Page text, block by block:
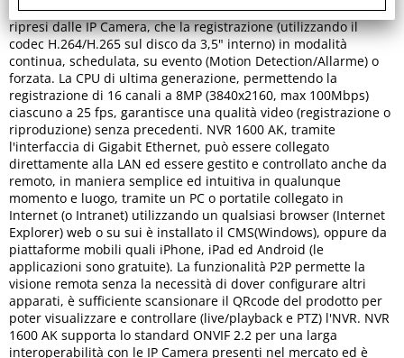
tramite HDMI anche in modalità 4K) sino a 16 flussi video
ripresi dalle IP Camera, che la registrazione (utilizzando il
codec H.264/H.265 sul disco da 3,5" interno) in modalità
continua, schedulata, su evento (Motion Detection/Allarme) o
forzata. La CPU di ultima generazione, permettendo la
registrazione di 16 canali a 8MP (3840x2160, max 100Mbps)
ciascuno a 25 fps, garantisce una qualità video (registrazione o
riproduzione) senza precedenti. NVR 1600 AK, tramite
l'interfaccia di Gigabit Ethernet, può essere collegato
direttamente alla LAN ed essere gestito e controllato anche da
remoto, in maniera semplice ed intuitiva in qualunque
momento e luogo, tramite un PC o portatile collegato in
Internet (o Intranet) utilizzando un qualsiasi browser (Internet
Explorer) web o su sui è installato il CMS(Windows), oppure da
piattaforme mobili quali iPhone, iPad ed Android (le
applicazioni sono gratuite). La funzionalità P2P permette la
visione remota senza la necessità di dover configurare altri
apparati, è sufficiente scansionare il QRcode del prodotto per
poter visualizzare e controllare (live/playback e PTZ) l'NVR. NVR
1600 AK supporta lo standard ONVIF 2.2 per una larga
interoperabilità con le IP Camera presenti nel mercato ed è